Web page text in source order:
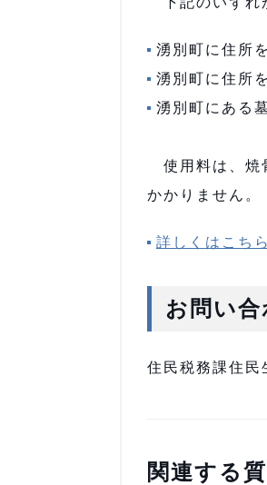
湧別町に住所
湧別町に住所
湧別町にある
使用料は、焼
かかりません。
詳しくはこち
お問い
住民税務課住
関連する